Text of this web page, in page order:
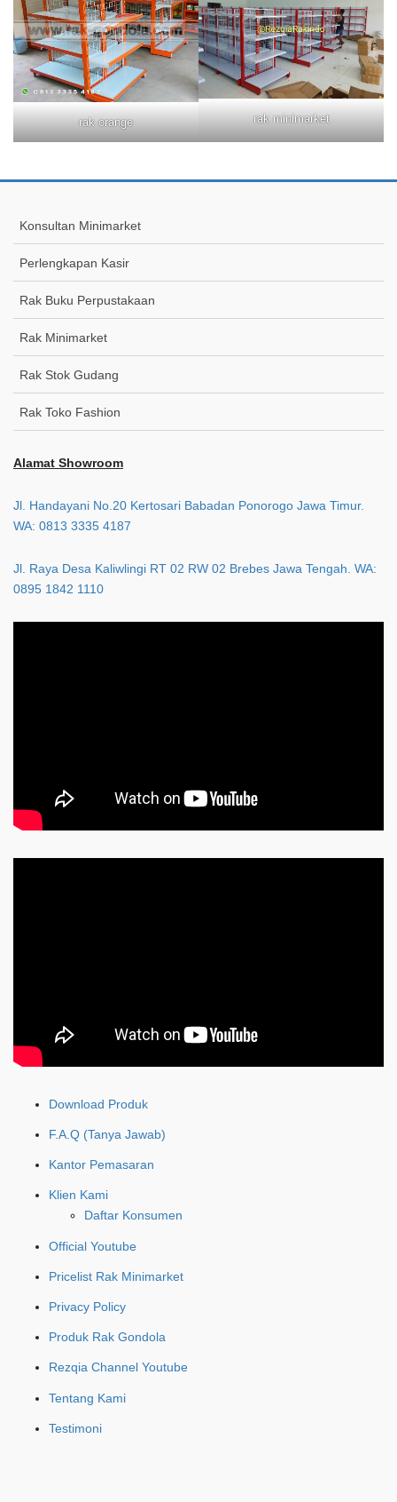
rak orange rak minimarket
Konsultan Minimarket
Perlengkapan Kasir
Rak Buku Perpustakaan
Rak Minimarket
Rak Stok Gudang
Rak Toko Fashion
Alamat Showroom
Jl. Handayani No.20 Kertosari Babadan Ponorogo Jawa Timur.
WA: 0813 3335 4187
Jl. Raya Desa Kaliwlingi RT 02 RW 02 Brebes Jawa Tengah. WA:
0895 1842 1110
Download Produk
F.A.Q (Tanya Jawab)
Kantor Pemasaran
Klien Kami
Daftar Konsumen
Official Youtube
Pricelist Rak Minimarket
Privacy Policy
Produk Rak Gondola
Rezqia Channel Youtube
Tentang Kami
Testimoni